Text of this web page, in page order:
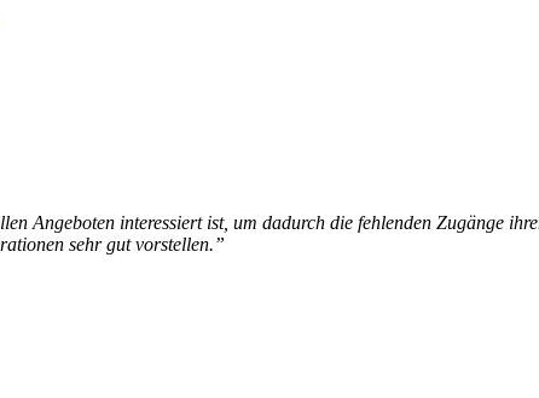
Angeboten interessiert ist, um dadurch die fehlenden Zugänge
sehr gut vorstellen.”